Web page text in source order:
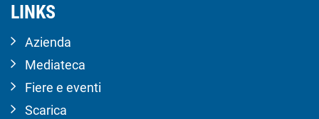
LINKS
Azienda
Mediateca
Fiere e eventi
Scarica